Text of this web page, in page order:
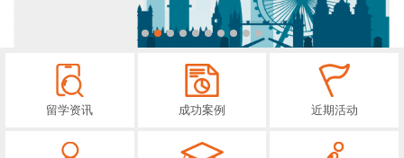
留学资讯 成功案例 近期活动